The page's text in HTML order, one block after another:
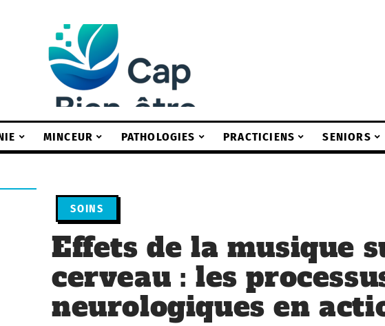
MINCEUR PATHOLOGIES PRACTICIENS SENIORS
SOINS
Effets de la musique
cerveau : les
neurologiques en